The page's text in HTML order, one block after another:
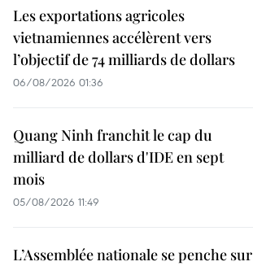
Les exportations agricoles
vietnamiennes accélèrent vers
l’objectif de 74 milliards de dollars
06/08/2026 01:36
Quang Ninh franchit le cap du
milliard de dollars d'IDE en sept
mois
05/08/2026 11:49
L’Assemblée nationale se penche sur